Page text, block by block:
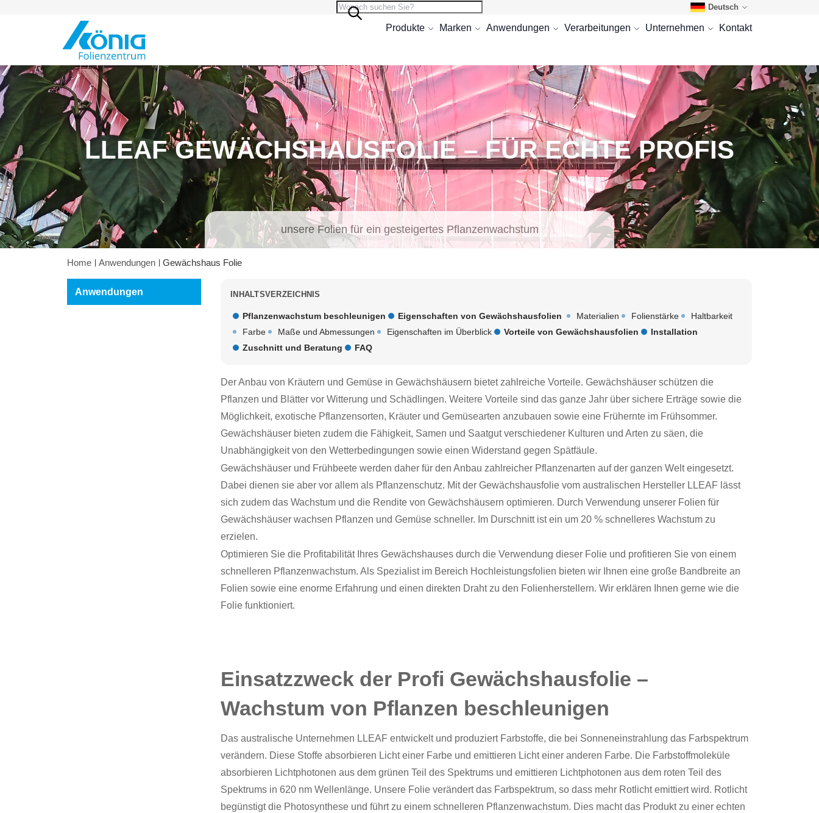
Suche
Suche
Deutsch
Produkte Marken Anwendungen Verarbeitungen Unternehmen Kontakt
LLEAF GEWÄCHSHAUSFOLIE – FÜR ECHTE PROFIS
unsere Folien für ein gesteigertes Pflanzenwachstum
Home Anwendungen Gewächshaus Folie
Anwendungen INHALTSVERZEICHNIS
Pflanzenwachstum beschleunigen Eigenschaften von Gewächshausfolien Materialien Folienstärke
Haltbarkeit
Farbe
Maße und Abmessungen Eigenschaften im Überblick Vorteile von Gewächshausfolien
Installation
Zuschnitt und Beratung
FAQ
Der Anbau von Kräutern und Gemüse in Gewächshäusern bietet zahlreiche Vorteile. Gewächshäuser schützen die
Pflanzen und Blätter vor Witterung und Schädlingen. Weitere Vorteile sind das ganze Jahr über sichere Erträge sowie die
Möglichkeit, exotische Pflanzensorten, Kräuter und Gemüsearten anzubauen sowie eine Frühernte im Frühsommer.
Gewächshäuser bieten zudem die Fähigkeit, Samen und Saatgut verschiedener Kulturen und Arten zu säen, die
Unabhängigkeit von den Wetterbedingungen sowie einen Widerstand gegen Spätfäule.
Gewächshäuser und Frühbeete werden daher für den Anbau zahlreicher Pflanzenarten auf der ganzen Welt eingesetzt.
Dabei dienen sie aber vor allem als Pflanzenschutz. Mit der Gewächshausfolie vom australischen Hersteller LLEAF lässt
sich zudem das Wachstum und die Rendite von Gewächshäusern optimieren. Durch Verwendung unserer Folien für
Gewächshäuser wachsen Pflanzen und Gemüse schneller. Im Durschnitt ist ein um 20 % schnelleres Wachstum zu
erzielen.
Optimieren Sie die Profitabilität Ihres Gewächshauses durch die Verwendung dieser Folie und profitieren Sie von einem
schnelleren Pflanzenwachstum. Als Spezialist im Bereich Hochleistungsfolien bieten wir Ihnen eine große Bandbreite an
Folien sowie eine enorme Erfahrung und einen direkten Draht zu den Folienherstellern. Wir erklären Ihnen gerne wie die
Folie funktioniert.
Einsatzzweck der Profi Gewächshausfolie –
Wachstum von Pflanzen beschleunigen
Das australische Unternehmen LLEAF entwickelt und produziert Farbstoffe, die bei Sonneneinstrahlung das Farbspektrum
verändern. Diese Stoffe absorbieren Licht einer Farbe und emittieren Licht einer anderen Farbe. Die Farbstoffmoleküle
absorbieren Lichtphotonen aus dem grünen Teil des Spektrums und emittieren Lichtphotonen aus dem roten Teil des
Spektrums in 620 nm Wellenlänge. Unsere Folie verändert das Farbspektrum, so dass mehr Rotlicht emittiert wird. Rotlicht
begünstigt die Photosynthese und führt zu einem schnelleren Pflanzenwachstum. Dies macht das Produkt zu einer echten